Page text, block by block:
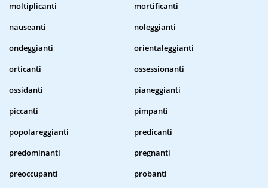
moltiplicanti
mortificanti
nauseanti
noleggianti
ondeggianti
orientaleggianti
orticanti
ossessionanti
ossidanti
pianeggianti
piccanti
pimpanti
popolareggianti
predicanti
predominanti
pregnanti
preoccupanti
probanti